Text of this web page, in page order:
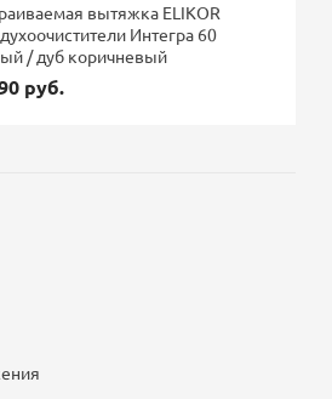
вытяжка ELIKOR
Интегра 60
/ дуб коричневый
руб.